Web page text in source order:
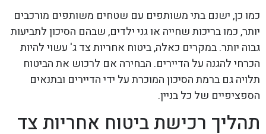
כמו כן, ישנם בתי משותפים עם שטחים משותפים מורכבים
יותר, כמו בריכות שחייה או גני ילדים, שבהם הסיכון לתביעות
גבוה יותר. במקרים כאלה, ביטוח אחריות צד ג' עשוי להיות
הכרחי להגנה על הדיירים. הבחירה אם לרכוש את הביטוח
תלויה גם ברמת הסיכון המוכרת על ידי הדיירים ובתנאים
הספציפיים של כל בניין.
תהליך רכישת ביטוח אחריות צד